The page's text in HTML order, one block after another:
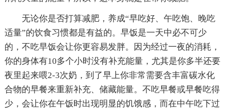
无论你是否打算减肥，养成“早吃好、午吃饱、晚吃
适量”的饮食习惯都是有益的。早饭是一天中必不可少
的，不吃早饭会让你更容易发胖。因为经过一夜的消耗，
你的身体有10多个小时没有补充能量，尤其是你多半还要
夜里起来喂2-3次奶，到了早上你非常需要含丰富碳水化
合物的早餐来重新补充、储藏能量。不吃早餐或早餐吃得
少，会让你在午饭时出现明显的饥饿感，而在中午吃下过